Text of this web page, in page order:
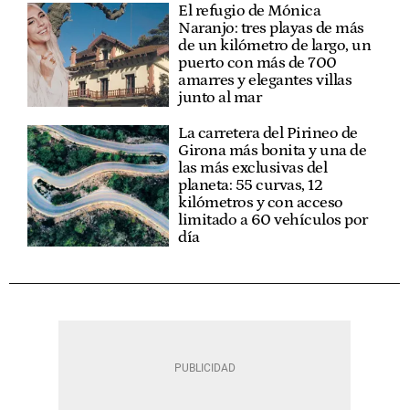
El refugio de Mónica
Naranjo: tres playas de más
de un kilómetro de largo, un
puerto con más de 700
amarres y elegantes villas
junto al mar
La carretera del Pirineo de
Girona más bonita y una de
las más exclusivas del
planeta: 55 curvas, 12
kilómetros y con acceso
limitado a 60 vehículos por
día